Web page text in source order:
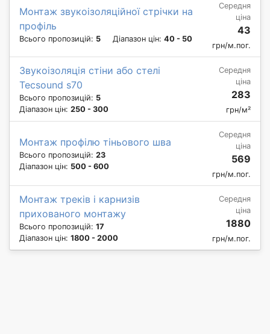
Монтаж звукоізоляційної стрічки на
профіль
Всього пропозицій: 5 Діапазон цін: 40 - 50
Середня
ціна
43
грн/м.пог.
Звукоізоляція стіни або стелі
Tecsound s70
Всього пропозицій: 5
Діапазон цін: 250 - 300
Середня
ціна
283
грн/м²
Монтаж профілю тіньового шва
Всього пропозицій: 23
Діапазон цін: 500 - 600
Середня
ціна
569
грн/м.пог.
Монтаж треків і карнизів
прихованого монтажу
Всього пропозицій: 17
Діапазон цін: 1800 - 2000
Середня
ціна
1880
грн/м.пог.